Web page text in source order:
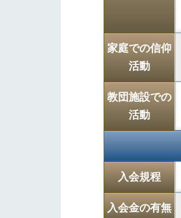
家庭での信仰
活動
教団施設での
活動
入会規程
入会金の有無